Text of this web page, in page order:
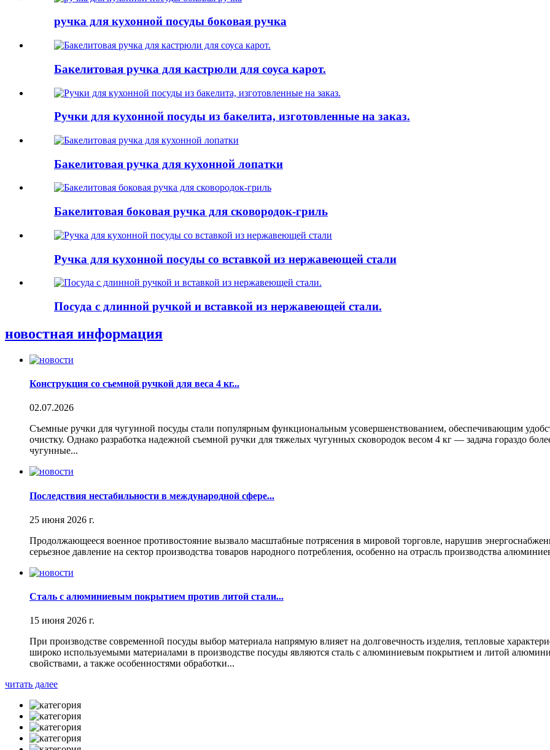
ручка для кухонной посуды боковая ручка
Бакелитовая ручка для кастрюли для соуса карот.
Ручки для кухонной посуды из бакелита, изготовленные на заказ.
Бакелитовая ручка для кухонной лопатки
Бакелитовая боковая ручка для сковородок-гриль
Ручка для кухонной посуды со вставкой из нержавеющей стали
Посуда с длинной ручкой и вставкой из нержавеющей стали.
новостная информация
Конструкция со съемной ручкой для веса 4 кг...
02.07.2026
Съемные ручки для чугунной посуды стали популярным функциональным усовершенствованием, обеспечивающим
очистку. Однако разработка надежной съемной ручки для тяжелых чугунных сковородок весом 4 кг — задача гораздо
чугунные...
Последствия нестабильности в международной сфере...
25 июня 2026 г.
Продолжающееся военное противостояние вызвало масштабные потрясения в мировой торговле, нарушив
серьезное давление на сектор производства товаров народного потребления, особенно на отрасль производства
Сталь с алюминиевым покрытием против литой стали...
15 июня 2026 г.
При производстве современной посуды выбор материала напрямую влияет на долговечность изделия, тепловые
широко используемыми материалами в производстве посуды являются сталь с алюминиевым покрытием и литой
свойствами, а также особенностями обработки...
читать далее